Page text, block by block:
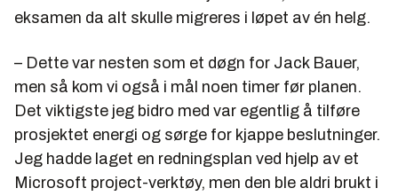
eksamen da alt skulle migreres i løpet av én helg.
– Dette var nesten som et døgn for Jack Bauer,
men så kom vi også i mål noen timer før planen.
Det viktigste jeg bidro med var egentlig å tilføre
prosjektet energi og sørge for kjappe beslutninger.
Jeg hadde laget en redningsplan ved hjelp av et
Microsoft project-verktøy, men den ble aldri brukt i